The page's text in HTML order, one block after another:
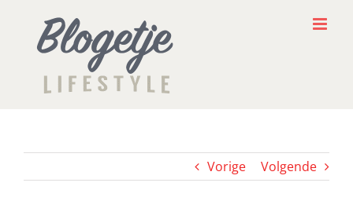
Vorige Volgende